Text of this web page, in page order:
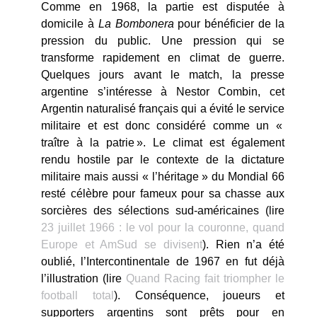
Comme en 1968, la partie est disputée à
domicile à La Bombonera pour bénéficier de la
pression du public. Une pression qui se
transforme rapidement en climat de guerre.
Quelques jours avant le match, la presse
argentine s’intéresse à Nestor Combin, cet
Argentin naturalisé français qui a évité le service
militaire et est donc considéré comme un «
traître à la patrie ». Le climat est également
rendu hostile par le contexte de la dictature
militaire mais aussi « l’héritage » du Mondial 66
resté célèbre pour fameux pour sa chasse aux
sorcières des sélections sud-américaines (lire
23 juillet 1966 : le vol pour la couronne, quand
Europe et AmSud se divisent). Rien n’a été
oublié, l’Intercontinentale de 1967 en fut déjà
l’illustration (lire Quand Racing fait triompher le
football total ). Conséquence, joueurs et
supporters argentins sont prêts pour en